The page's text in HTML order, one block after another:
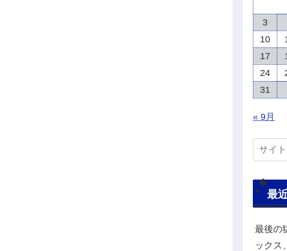
3
10
17
24
31
« 9月
最
最後の
ックス